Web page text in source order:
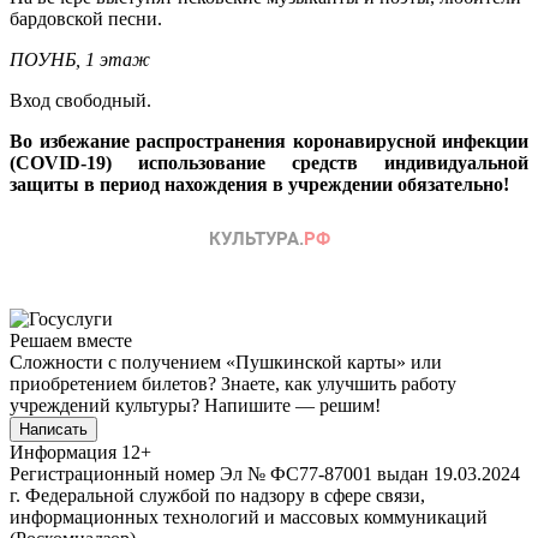
бардовской песни.
ПОУНБ, 1 этаж
Вход свободный.
Во избежание распространения коронавирусной инфекции
(COVID-19) использование средств индивидуальной
защиты в период нахождения в учреждении обязательно!
Решаем вместе
Сложности с получением «Пушкинской карты» или
приобретением билетов? Знаете, как улучшить работу
учреждений культуры? Напишите — решим!
Написать
Информация 12+
Регистрационный номер Эл № ФС77-87001 выдан 19.03.2024
г. Федеральной службой по надзору в сфере связи,
информационных технологий и массовых коммуникаций